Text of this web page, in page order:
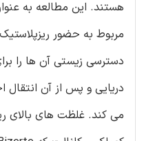
هستند. این مطالعه به
مربوط به حضور
دسترسی زیستی آن ها را
دریایی و پس از آن انتقال
می کند. غلظت های بالای